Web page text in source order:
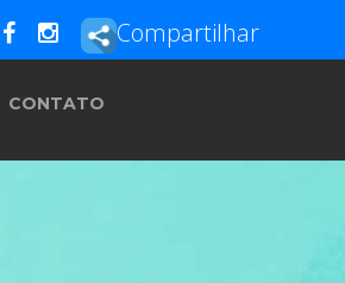
Compartilhar
CONTATO